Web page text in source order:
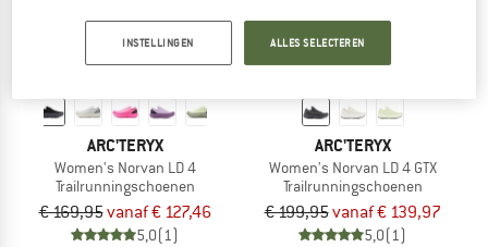
ARC'TERYX
Women's Norvan LD 4
Trailrunningschoenen
€ 169,95vanaf € 127,46
5,0(1)
ARC'TERYX
Women's Norvan LD 4 GTX
Trailrunningschoenen
€ 199,95vanaf € 139,97
5,0(1)
INSTELLINGEN ALLES SELECTEREN